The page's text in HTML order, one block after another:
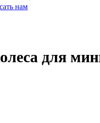
нам
для